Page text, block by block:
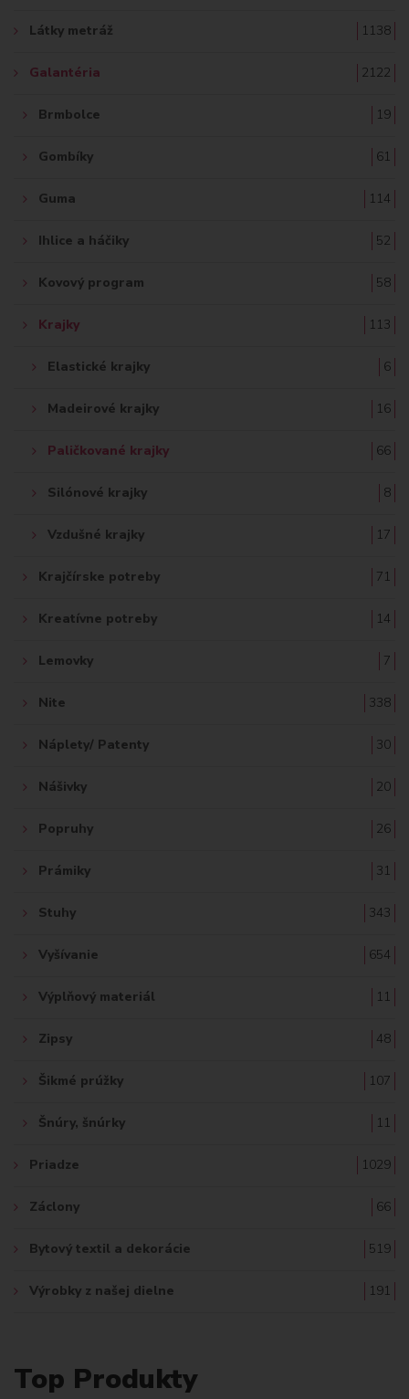
Látky metráž 1138
Galantéria 2122
Brmbolce 19
Gombíky 61
Guma 114
Ihlice a háčiky 52
Kovový program 58
Krajky 113
Elastické krajky 6
Madeirové krajky 16
Paličkované krajky 66
Silónové krajky 8
Vzdušné krajky 17
Krajčírske potreby 71
Kreatívne potreby 14
Lemovky 7
Nite 338
Náplety/ Patenty 30
Nášivky 20
Popruhy 26
Prámiky 31
Stuhy 343
Vyšívanie 654
Výplňový materiál 11
Zipsy 48
Šikmé prúžky 107
Šnúry, šnúrky 11
Priadze 1029
Záclony 66
Bytový textil a dekorácie 519
Výrobky z našej dielne 191
Top Produkty